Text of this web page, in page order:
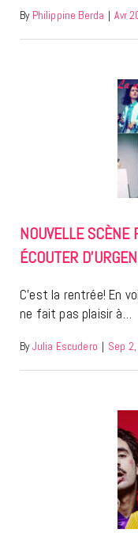
By Philippine Berda | Avr
NOUVELLE SCÈNE
ÉCOUTER
C’est la rentrée! En
ne fait pas plaisir à…
By Julia Escudero | Sep